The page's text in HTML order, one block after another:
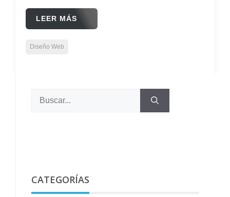
LEER MÁS
Diseño Web
CATEGORÍAS